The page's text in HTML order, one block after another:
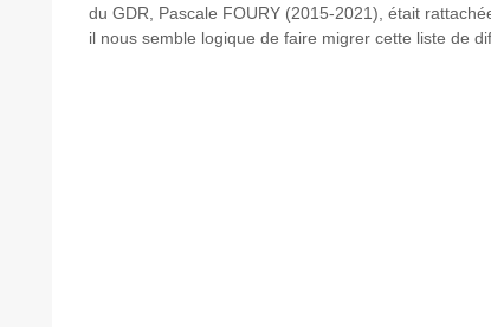
du GDR, Pascale FOURY (2015-2021), était
il nous semble logique de faire migrer cette liste de